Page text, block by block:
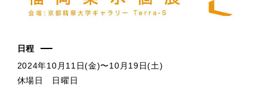
日程
2024年10月11日(金)〜10月19日(土)
休場日 日曜日